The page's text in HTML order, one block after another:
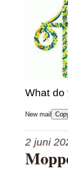
What do
New mail
2 juni